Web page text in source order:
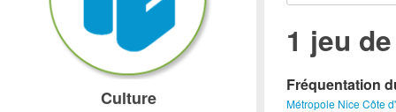
1 jeu
Fréquentation
Métropole Nice Côte
Culture